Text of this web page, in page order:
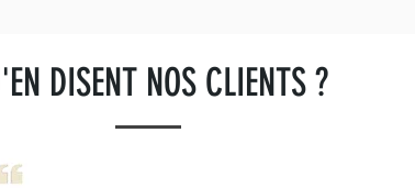
DISENT NOS CLIENTS ?